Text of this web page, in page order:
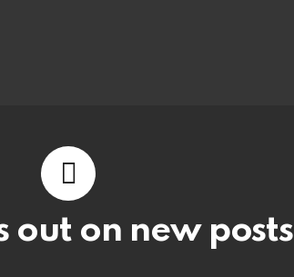
out on new posts